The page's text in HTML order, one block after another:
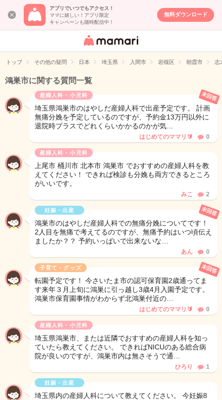
アプリでいつでもアクセス！
ママに嬉しい！アプリ限定
キャンペーンも随時配信中！
無料ダウンロード
女性専用匿名QA
イト
トップ その他の疑問 日本 埼玉県 入間市 岩槻区 朝霞市 志
鴻巣市に関する質問一覧
産婦人科・小児科
埼玉県鴻巣市のはやしだ産婦人科で出産予定です。 計画
無痛分娩を予定しているのですが、予約金13万円以外に
退院時プラスでどれくらいかかるのかが気…
未回答
はじめてのママリ🔰 0
産婦人科・小児科
上尾市 桶川市 北本市 鴻巣市 でおすすめの産婦人科を教
えてください！ できれば検診も分娩も両方できるところ
がいいです。
みこ 2
妊娠・出産
鴻巣市のはやしだ産婦人科での無痛分娩についてです！
2人目を無痛で考えてるのですが、無痛予約はいつ頃伝え
ましたか？？ 予約いっぱいで出来ないな…
未回答
あん 0
子育て・グッズ
転園予定です！ 今さいたま市の認可保育園2歳通ってま
す来年３月上旬に鴻巣に引っ越し3歳4月入園予定です。
鴻巣市保育園事情がわからず北鴻巣付近の…
未回答
はじめてのママリ🔰 0
産婦人科・小児科
埼玉県鴻巣市、または近隣でおすすめの産婦人科を知っ
ていたら教えてください。 できればNICUのある総合病
院が良いのですが、鴻巣市内は無さそうで通…
ひろり 1
妊娠・出産
埼玉県内の産婦人科について教えてください。 今妊娠8